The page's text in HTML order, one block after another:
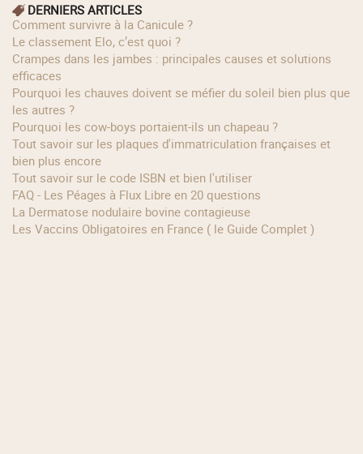
DERNIERS ARTICLES
Comment survivre à la Canicule ?
Le classement Elo, c’est quoi ?
Crampes dans les jambes : principales causes et solutions
efficaces
Pourquoi les chauves doivent se méfier du soleil bien plus que
les autres ?
Pourquoi les cow‑boys portaient‑ils un chapeau ?
Tout savoir sur les plaques d'immatriculation françaises et
bien plus encore
Tout savoir sur le code ISBN et bien l'utiliser
FAQ - Les Péages à Flux Libre en 20 questions
La Dermatose nodulaire bovine contagieuse
Les Vaccins Obligatoires en France ( le Guide Complet )